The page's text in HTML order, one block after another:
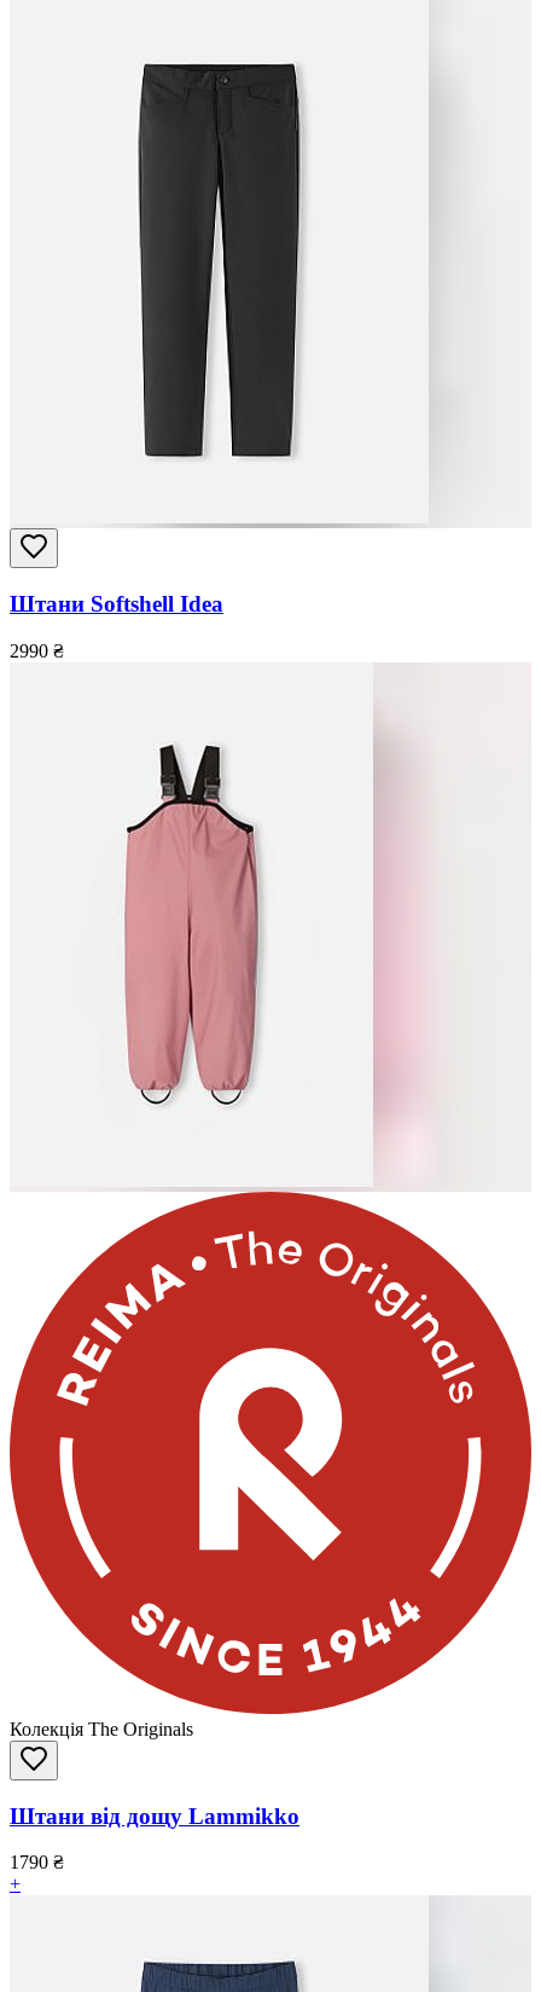
Штани Softshell Idea
2990 ₴
Колекція The Originals
Штани від дощу Lammikko
1790 ₴
+